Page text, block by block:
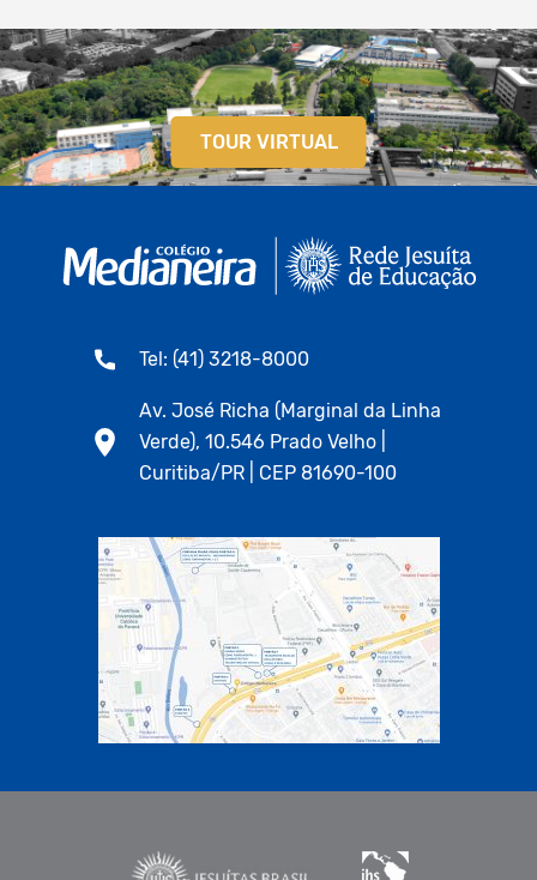
TOUR VIRTUAL
Tel: (41) 3218-8000
Av. José Richa (Marginal da Linha
Verde), 10.546 Prado Velho |
Curitiba/PR | CEP 81690-100